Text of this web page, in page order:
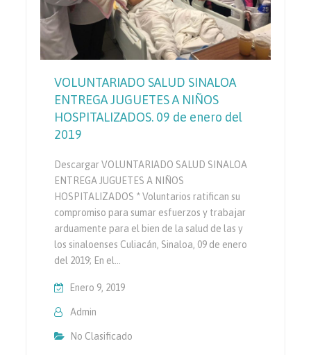
VOLUNTARIADO SALUD SINALOA
ENTREGA JUGUETES A NIÑOS
HOSPITALIZADOS. 09 de enero del
2019
Descargar VOLUNTARIADO SALUD SINALOA
ENTREGA JUGUETES A NIÑOS
HOSPITALIZADOS * Voluntarios ratifican su
compromiso para sumar esfuerzos y trabajar
arduamente para el bien de la salud de las y
los sinaloenses Culiacán, Sinaloa, 09 de enero
del 2019; En el…
Enero 9, 2019
Admin
No Clasificado